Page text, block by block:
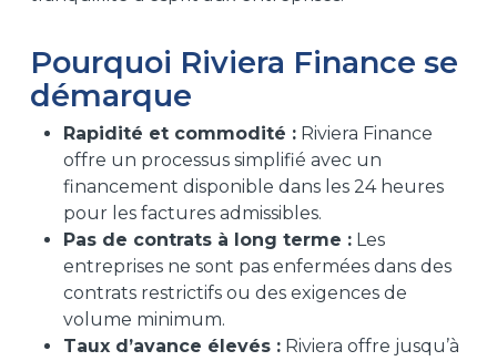
Pourquoi Riviera Finance se
démarque
Rapidité et commodité :Riviera Finance
offre un processus simplifié avec un
financement disponible dans les 24 heures
pour les factures admissibles.
Pas de contrats à long terme :Les
entreprises ne sont pas enfermées dans des
contrats restrictifs ou des exigences de
volume minimum.
Taux d’avance élevés :Riviera offre jusqu’à